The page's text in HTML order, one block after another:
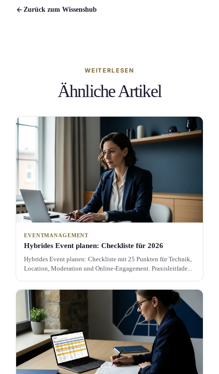
Zurück zum Wissenshub
WEITERLESEN
Ähnliche Artikel
EVENTMANAGEMENT
Hybrides Event planen: Checkliste für 2026
Hybrides Event planen: Checkliste mit 25 Punkten für Technik,
Location, Moderation und Online-Engagement. Praxisleitfade...